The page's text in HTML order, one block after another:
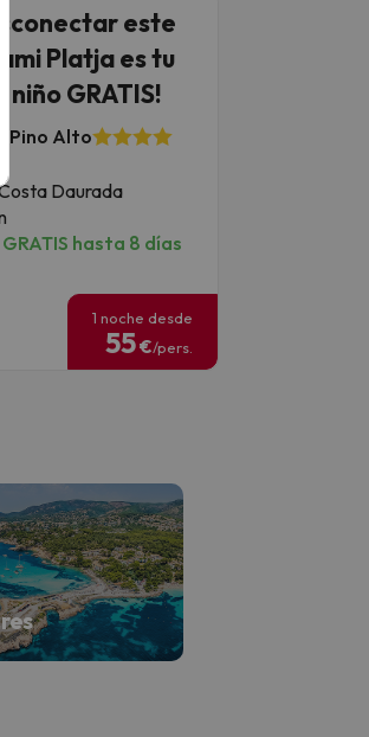
este
Platja es tu
niño GRATIS!
Pino Alto
Daurada
hasta 8 días
1 noche desde
55€/pers.